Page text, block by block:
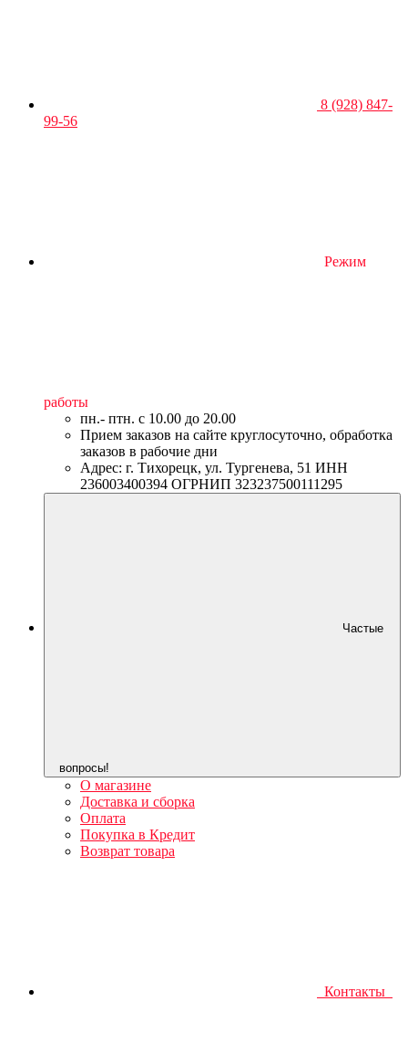
8 (928) 847-
99-56
Режим
работы
пн.- птн. c 10.00 до 20.00
Прием заказов на сайте круглосуточно, обработка
заказов в рабочие дни
Адрес: г. Тихорецк, ул. Тургенева, 51 ИНН
236003400394 ОГРНИП 323237500111295
Частые
вопросы!
О магазине
Доставка и сборка
Оплата
Покупка в Кредит
Возврат товара
Контакты